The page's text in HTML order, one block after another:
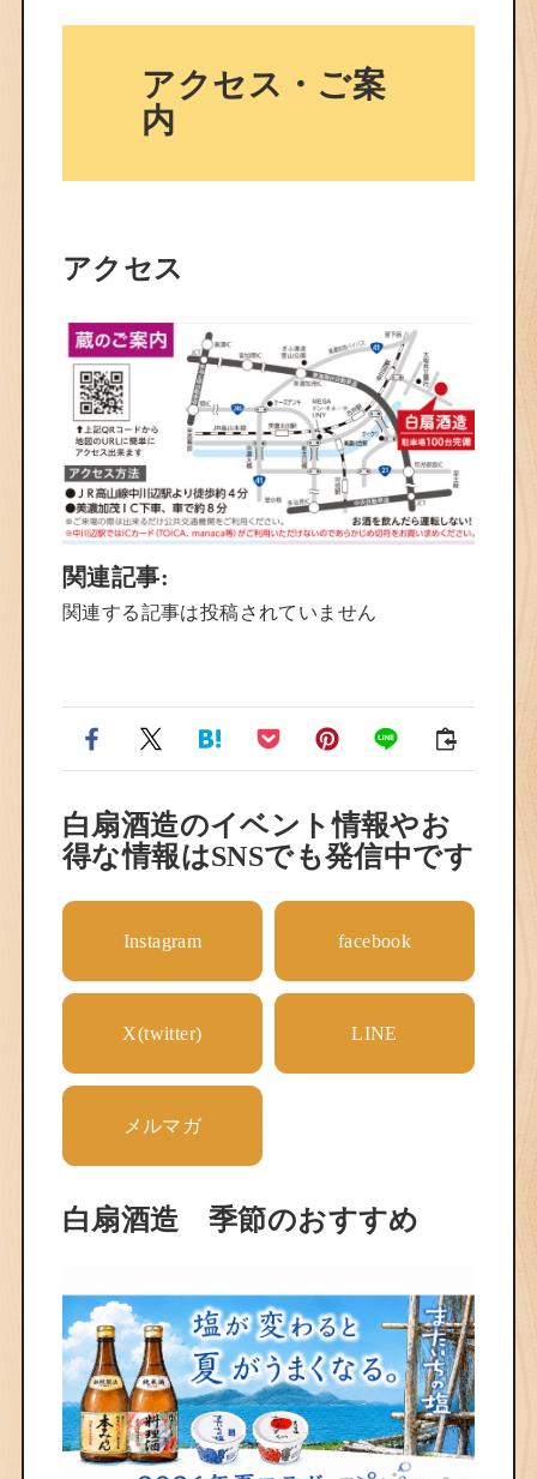
アクセス・ご案
内
アクセス
関連記事:
関連する記事は投稿されていません
白扇酒造のイベント情報やお
得な情報はSNSでも発信中です
Instagram facebook
X(twitter) LINE
メルマガ
白扇酒造 季節のおすすめ